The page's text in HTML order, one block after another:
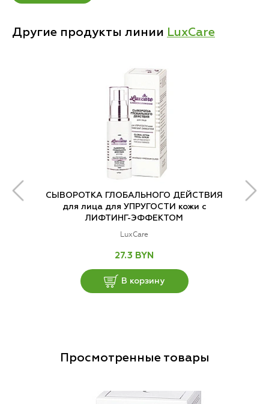
Другие продукты линии LuxCare
СЫВОРОТКА ГЛОБАЛЬНОГО ДЕЙСТВИЯ
для лица для УПРУГОСТИ кожи с
ЛИФТИНГ-ЭФФЕКТОМ
LuxCare
27.3 BYN
В корзину
Просмотренные товары